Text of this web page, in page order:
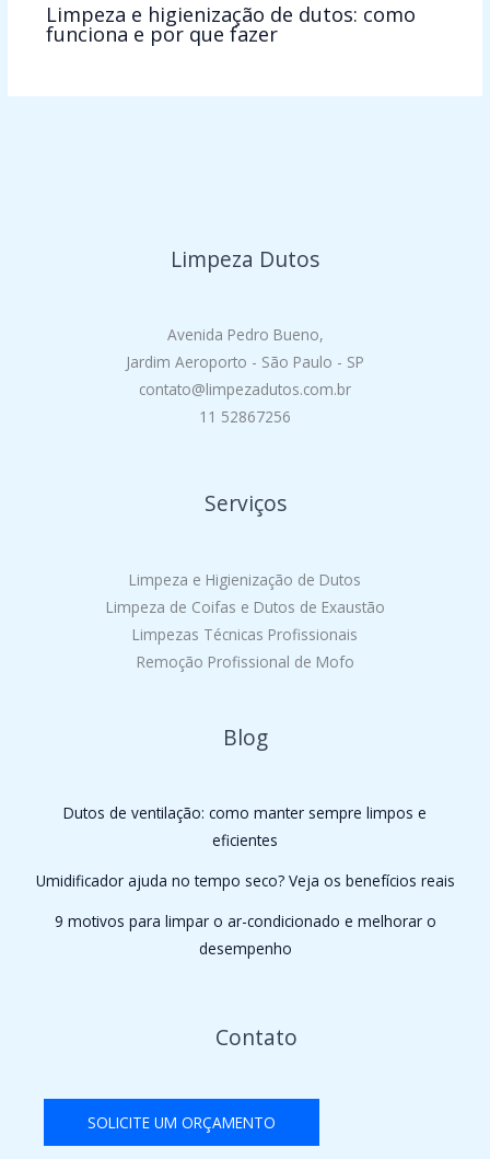
Limpeza e higienização de dutos: como
funciona e por que fazer
Limpeza Dutos
Avenida Pedro Bueno,
Jardim Aeroporto - São Paulo - SP
contato@limpezadutos.com.br
11 52867256
Serviços
Limpeza e Higienização de Dutos
Limpeza de Coifas e Dutos de Exaustão
Limpezas Técnicas Profissionais
Remoção Profissional de Mofo
Blog
Dutos de ventilação: como manter sempre limpos e
eficientes
Umidificador ajuda no tempo seco? Veja os benefícios reais
9 motivos para limpar o ar-condicionado e melhorar o
desempenho
Contato
SOLICITE UM ORÇAMENTO